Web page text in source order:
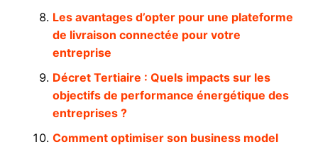
Les avantages d’opter pour une plateforme
de livraison connectée pour votre
entreprise
Décret Tertiaire : Quels impacts sur les
objectifs de performance énergétique des
entreprises ?
Comment optimiser son business model